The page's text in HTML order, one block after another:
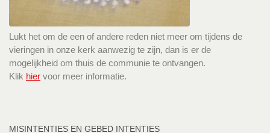
Lukt het om de een of andere reden niet meer om tijdens de
vieringen in onze kerk aanwezig te zijn, dan is er de
mogelijkheid om thuis de communie te ontvangen.
Klik hier voor meer informatie.
MISINTENTIES EN GEBED INTENTIES